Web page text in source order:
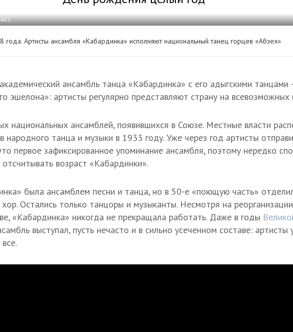
года. Артисты ансамбля «Кабардинка» исполняют национальный танец горцев «Абзех»
ансамбль танца «Кабардинка» с его адыгскими танцами
эшелона»: артисты регулярно представляют страну на всевозможных
национальных ансамблей, появившихся в Союзе. Местные власти
народного танца и музыки в 1933 году. Уже через год артисты
первое зафиксированное упоминание ансамбля, поэтому нередко
возраст «Кабардинки».
была ансамблем песни и танца, но в 50-е «поющую часть»
Остались только танцоры и музыканты. Несмотря на
«Кабардинка» никогда не прекращала работать. Даже в годы
выступал, пусть нечасто и в сильно усеченном составе: артисты